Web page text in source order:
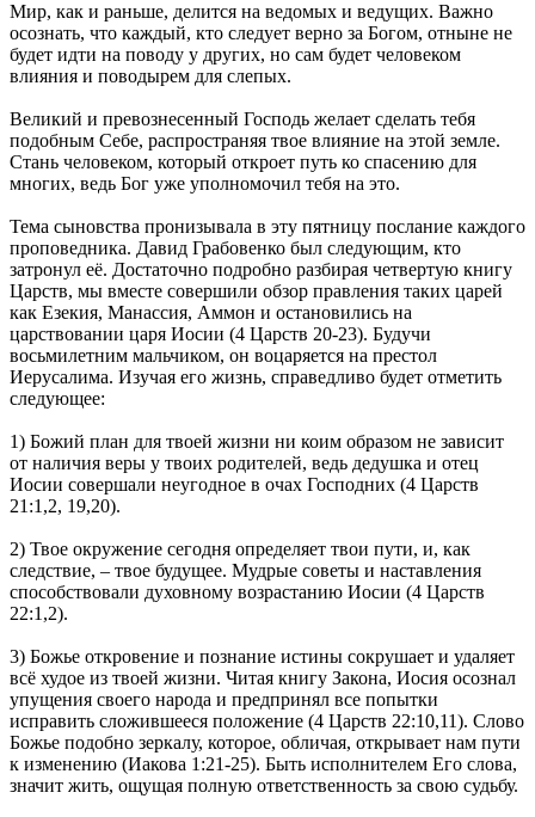
Мир, как и раньше, делится на ведомых и ведущих. Важно
осознать, что каждый, кто следует верно за Богом, отныне не
будет идти на поводу у других, но сам будет человеком
влияния и поводырем для слепых.
Великий и превознесенный Господь желает сделать тебя
подобным Себе, распространяя твое влияние на этой земле.
Стань человеком, который откроет путь ко спасению для
многих, ведь Бог уже уполномочил тебя на это.
Тема сыновства пронизывала в эту пятницу послание каждого
проповедника. Давид Грабовенко был следующим, кто
затронул её. Достаточно подробно разбирая четвертую книгу
Царств, мы вместе совершили обзор правления таких царей
как Езекия, Манассия, Аммон и остановились на
царствовании царя Иосии (4 Царств 20-23). Будучи
восьмилетним мальчиком, он воцаряется на престол
Иерусалима. Изучая его жизнь, справедливо будет отметить
следующее:
1) Божий план для твоей жизни ни коим образом не зависит
от наличия веры у твоих родителей, ведь дедушка и отец
Иосии совершали неугодное в очах Господних (4 Царств
21:1,2, 19,20).
2) Твое окружение сегодня определяет твои пути, и, как
следствие, – твое будущее. Мудрые советы и наставления
способствовали духовному возрастанию Иосии (4 Царств
22:1,2).
3) Божье откровение и познание истины сокрушает и удаляет
всё худое из твоей жизни. Читая книгу Закона, Иосия осознал
упущения своего народа и предпринял все попытки
исправить сложившееся положение (4 Царств 22:10,11). Слово
Божье подобно зеркалу, которое, обличая, открывает нам пути
к изменению (Иакова 1:21-25). Быть исполнителем Его слова,
значит жить, ощущая полную ответственность за свою судьбу.